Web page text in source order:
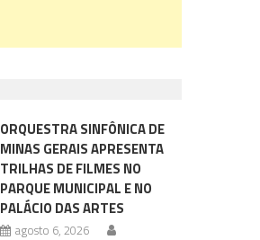
ORQUESTRA SINFÔNICA DE
MINAS GERAIS APRESENTA
TRILHAS DE FILMES NO
PARQUE MUNICIPAL E NO
PALÁCIO DAS ARTES
agosto 6, 2026